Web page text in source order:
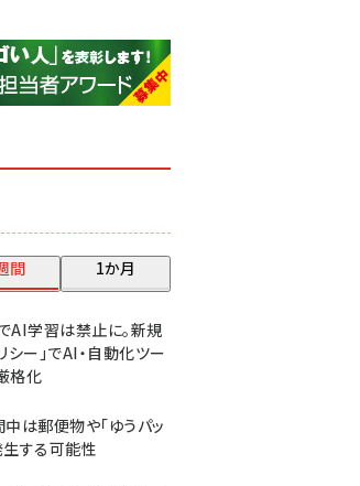
クル (1122)
(1079)
間 1か月
学習は禁止に。新規
シー」でAI・自動化ツー
格化
は郵便物や「ゆうパッ
生する可能性